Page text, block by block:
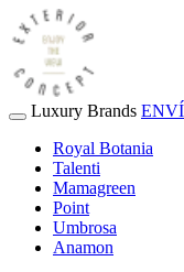
Luxury Brands
Royal Botania
Talenti
Mamagreen
Point
Umbrosa
Anamon